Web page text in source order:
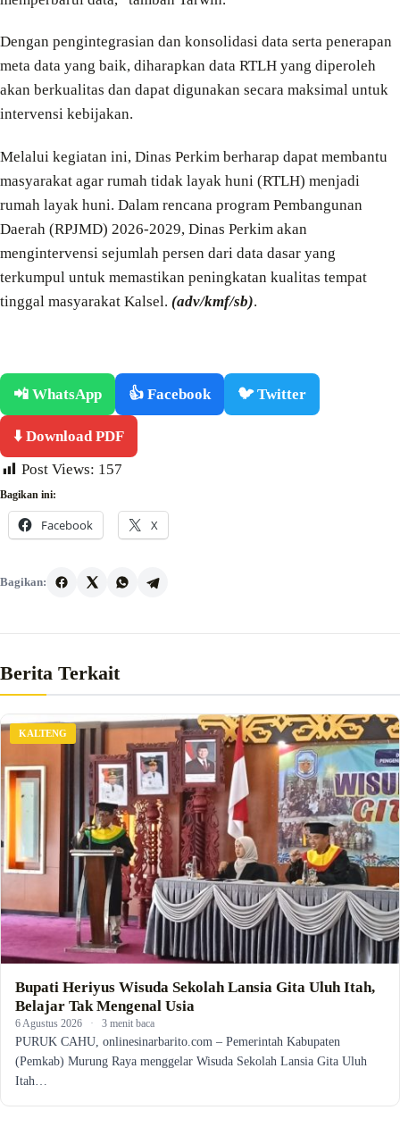
Dengan pengintegrasian dan konsolidasi data serta penerapan
meta data yang baik, diharapkan data RTLH yang diperoleh
akan berkualitas dan dapat digunakan secara maksimal untuk
intervensi kebijakan.
Melalui kegiatan ini, Dinas Perkim berharap dapat membantu
masyarakat agar rumah tidak layak huni (RTLH) menjadi
rumah layak huni. Dalam rencana program Pembangunan
Daerah (RPJMD) 2026-2029, Dinas Perkim akan
mengintervensi sejumlah persen dari data dasar yang
terkumpul untuk memastikan peningkatan kualitas tempat
tinggal masyarakat Kalsel. (adv/kmf/sb).
📲 WhatsApp 👍 Facebook 🐦 Twitter
⬇️ Download PDF
Post Views: 157
Bagikan ini:
Facebook X
Bagikan:
Berita Terkait
KALTENG
Bupati Heriyus Wisuda Sekolah Lansia Gita Uluh Itah,
Belajar Tak Mengenal Usia
6 Agustus 2026 · 3 menit baca
PURUK CAHU, onlinesinarbarito.com – Pemerintah Kabupaten
(Pemkab) Murung Raya menggelar Wisuda Sekolah Lansia Gita Uluh
Itah…